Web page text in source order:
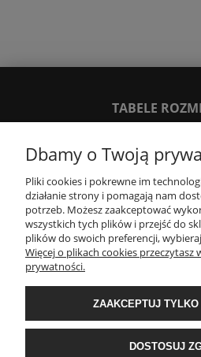
TABELE
SPOSOBY PŁATNOŚCI ORAZ
WYMIANA / ZWROTY /
Dbamy o Twoją
Pliki cookies i pokrewne im
działanie strony i pomagają nam
potrzeb. Możesz zaakceptować
wszystkich tych plików i przejść do
plików do swoich preferencji,
Więcej o plikach cookies przeczytasz
prywatności.
ZAAKCEPTUJ TYLKO
DOSTOSUJ